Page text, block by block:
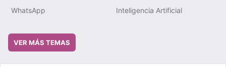
WhatsApp Inteligencia Artificial
VER MÁS TEMAS